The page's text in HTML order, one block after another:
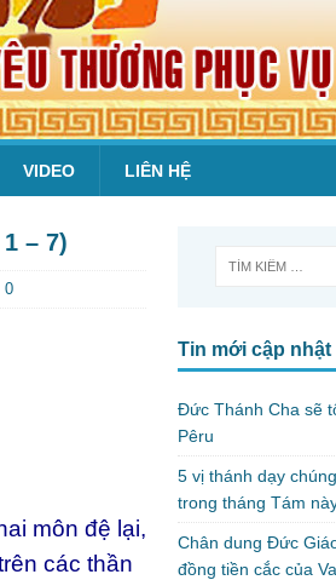
VIDEO LIÊN HỆ
– 7)
0
môn đệ lại,
các thần
Tin mới cập nhật
Đức Thánh Cha sẽ
Pêru
5 vị thánh dạy
trong tháng Tám
Chân dung Đức
đồng tiền cắc của